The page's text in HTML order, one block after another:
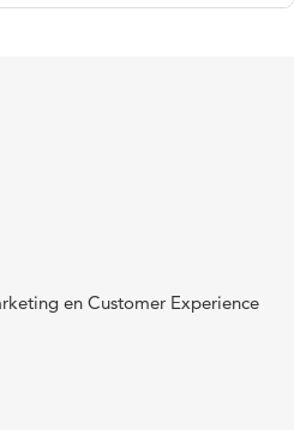
en Customer Experience